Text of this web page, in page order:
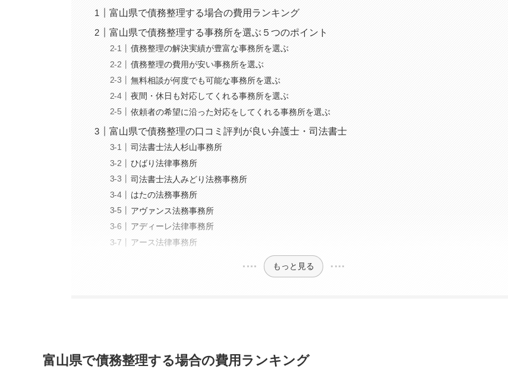
富山県で債務整理する場合の費用ランキング
富山県で債務整理する事務所を選ぶ５つのポイント
債務整理の解決実績が豊富な事務所を選ぶ
債務整理の費用が安い事務所を選ぶ
無料相談が何度でも可能な事務所を選ぶ
夜間・休日も対応してくれる事務所を選ぶ
依頼者の希望に沿った対応をしてくれる事務所を選ぶ
富山県で債務整理の口コミ評判が良い弁護士・司法書士
司法書士法人杉山事務所
ひばり法律事務所
司法書士法人みどり法務事務所
はたの法務事務所
アヴァンス法務事務所
アディーレ法律事務所
アース法律事務所
もっと見る
富山県で債務整理する場合の費用ランキング